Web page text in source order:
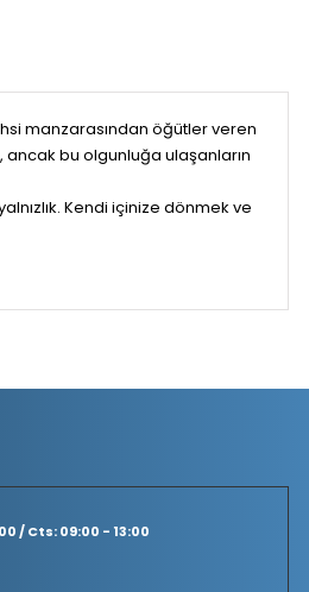
manzarasından öğütler veren
bu olgunluğa ulaşanların
Kendi içinize dönmek ve
/ Cts: 09:00 - 13:00